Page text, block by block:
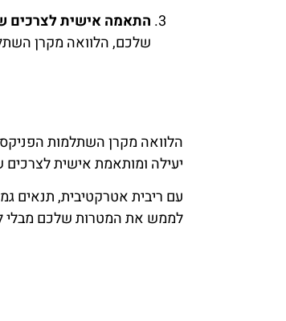
התאמה אישית לצרכים
שלכם, הלוואה מקרן
הלוואה מקרן השתלמות
יעילה ומותאמת אישית
עם ריבית אטרקטיבית, תנאים
לממש את המטרות שלכם מבלי